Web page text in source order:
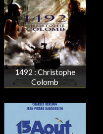
1492 : Christophe
Colomb